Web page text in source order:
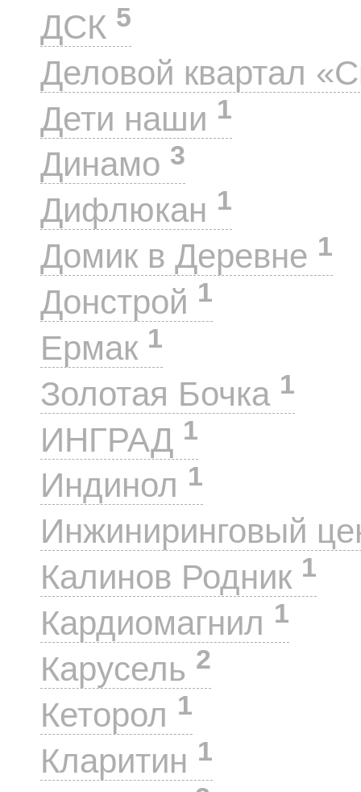
ДСК 5
Деловой квартал
Дети наши 1
Динамо 3
Дифлюкан 1
Домик в Деревне 1
Донстрой 1
Ермак 1
Золотая Бочка 1
ИНГРАД 1
Индинол 1
Инжиниринговый
Калинов Родник 1
Кардиомагнил 1
Карусель 2
Кеторол 1
Кларитин 1